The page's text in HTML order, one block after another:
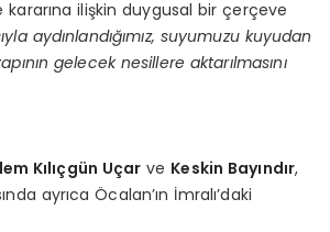
kararına ilişkin duygusal bir çerçeve
aydınlandığımız, suyumuzu kuyudan
gelecek nesillere aktarılmasını
Kılıçgün Uçar ve Keskin Bayındır,
ayrıca Öcalan’ın İmralı’daki